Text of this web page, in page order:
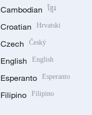
Cambodian ខ្មែរ
Croatian Hrvatski
Czech Český
English English
Esperanto Esperanto
Filipino Filipino